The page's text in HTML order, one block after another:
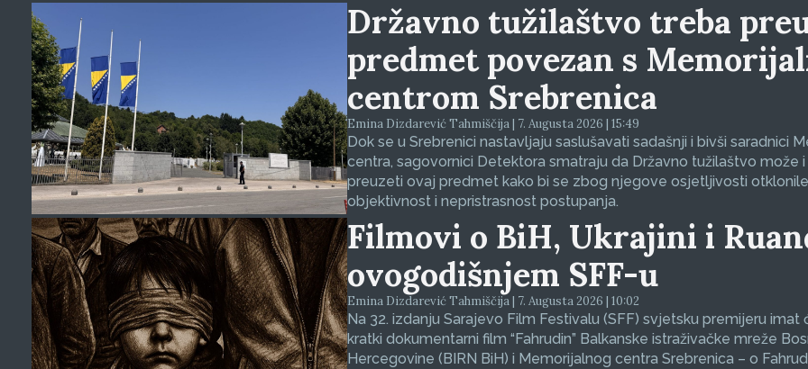
Državno tužilaštvo treba
predmet povezan s
centrom Srebrenica
Emina Dizdarević Tahmiščija | 7. Augusta 2026 | 15:49
Dok se u Srebrenici nastavljaju saslušavati sadašnji i bivši saradnici
centra, sagovornici Detektora smatraju da Državno tužilaštvo može
preuzeti ovaj predmet kako bi se zbog njegove osjetljivosti
objektivnost i nepristrasnost postupanja.
Filmovi o BiH, Ukrajini i
ovogodišnjem SFF-u
Emina Dizdarević Tahmiščija | 7. Augusta 2026 | 10:02
Na 32. izdanju Sarajevo Film Festivalu (SFF) svjetsku premijeru imat
kratki dokumentarni film “Fahrudin” Balkanske istraživačke mreže
Hercegovine (BIRN BiH) i Memorijalnog centra Srebrenica – o